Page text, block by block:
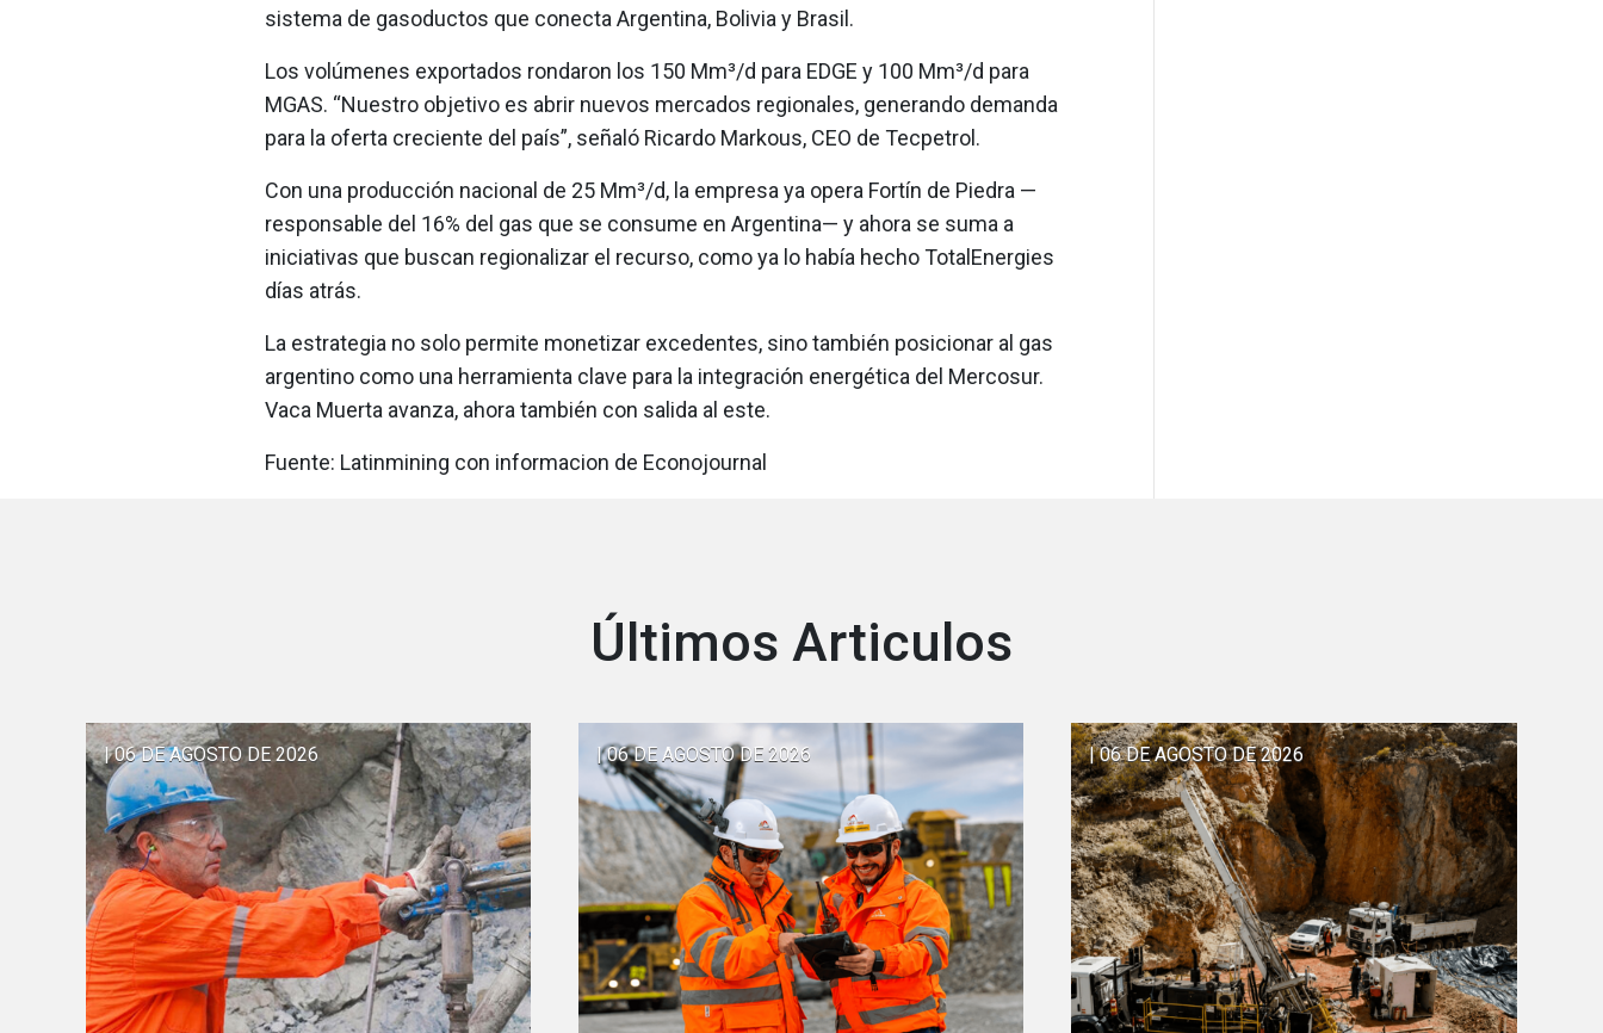
sistema de gasoductos que conecta Argentina, Bolivia y Brasil.
Los volúmenes exportados rondaron los 150 Mm³/d para EDGE y 100 Mm³/d para
MGAS. “Nuestro objetivo es abrir nuevos mercados regionales, generando demanda
para la oferta creciente del país”, señaló Ricardo Markous, CEO de Tecpetrol.
Con una producción nacional de 25 Mm³/d, la empresa ya opera Fortín de Piedra —
responsable del 16% del gas que se consume en Argentina— y ahora se suma a
iniciativas que buscan regionalizar el recurso, como ya lo había hecho TotalEnergies
días atrás.
La estrategia no solo permite monetizar excedentes, sino también posicionar al gas
argentino como una herramienta clave para la integración energética del Mercosur.
Vaca Muerta avanza, ahora también con salida al este.
Fuente: Latinmining con informacion de Econojournal
Últimos Articulos
| 06 DE AGOSTO DE 2026 | 06 DE AGOSTO DE 2026 | 06 DE AGOSTO DE 2026